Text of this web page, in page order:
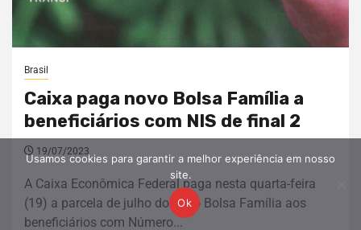
Brasil
Caixa paga novo Bolsa Família a
beneficiários com NIS de final 2
19/07/2023
A Caixa Econômica Federal paga nesta quarta-feira
(19) a parcela de julho do novo Bolsa Família aos
beneficiários com Número...
Usamos cookies para garantir a melhor experiência em nosso
site.
Ok